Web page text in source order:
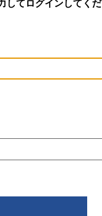
してログインしてくだ